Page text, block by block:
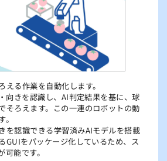
える作業を自動化します。
向きを認識し、AI判定結果を基に、球
そろえます。この一連のロボットの動
を認識できる学習済みAIモデルを搭載
GUIをパッケージ化しているため、ス
可能です。